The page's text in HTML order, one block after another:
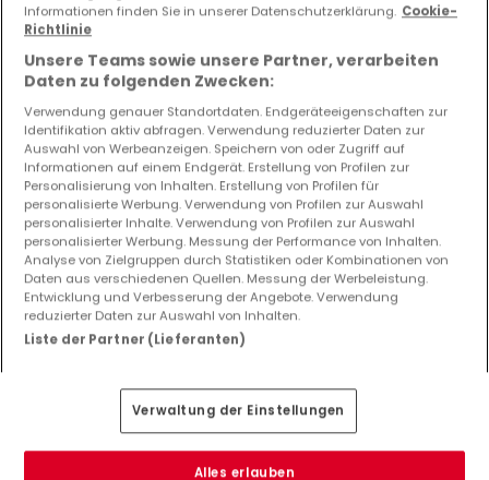
Doppelhaushälfte 3 Schlafzimmer zum Kauf in
Gonderange
1.120.000 €
160 m² 3 2 2
EXKLUSIV AUF ATHOME
Informationen finden Sie in unserer Datenschutzerklärung. Cookie-
Richtlinie
Unsere Teams sowie unsere Partner, verarbeiten
Daten zu folgenden Zwecken:
Verwendung genauer Standortdaten. Endgeräteeigenschaften zur
Identifikation aktiv abfragen. Verwendung reduzierter Daten zur
Auswahl von Werbeanzeigen. Speichern von oder Zugriff auf
Informationen auf einem Endgerät. Erstellung von Profilen zur
Personalisierung von Inhalten. Erstellung von Profilen für
personalisierte Werbung. Verwendung von Profilen zur Auswahl
personalisierter Inhalte. Verwendung von Profilen zur Auswahl
personalisierter Werbung. Messung der Performance von Inhalten.
Analyse von Zielgruppen durch Statistiken oder Kombinationen von
Daten aus verschiedenen Quellen. Messung der Werbeleistung.
Entwicklung und Verbesserung der Angebote. Verwendung
reduzierter Daten zur Auswahl von Inhalten.
Liste der Partner (Lieferanten)
Verwaltung der Einstellungen
Alles erlauben